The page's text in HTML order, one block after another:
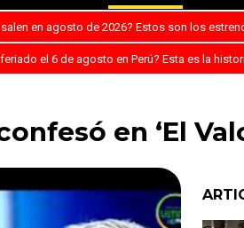
en agosto de 2026? Estos son los
el 6 de agosto en Perú? Esta es la
en ‘El